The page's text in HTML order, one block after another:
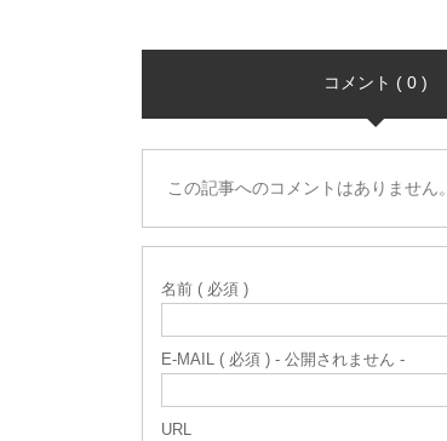
コメント ( 0 )
この記事へのコメントはありません。
名前 ( 必須 )
E-MAIL ( 必須 ) - 公開されません -
URL